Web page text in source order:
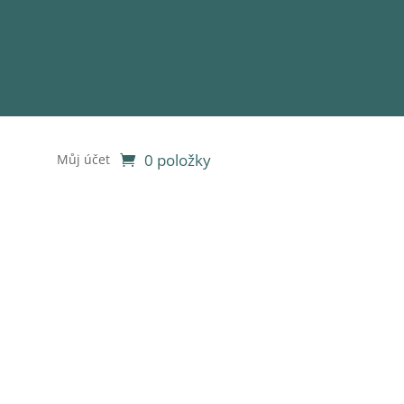
Můj účet 0 položky